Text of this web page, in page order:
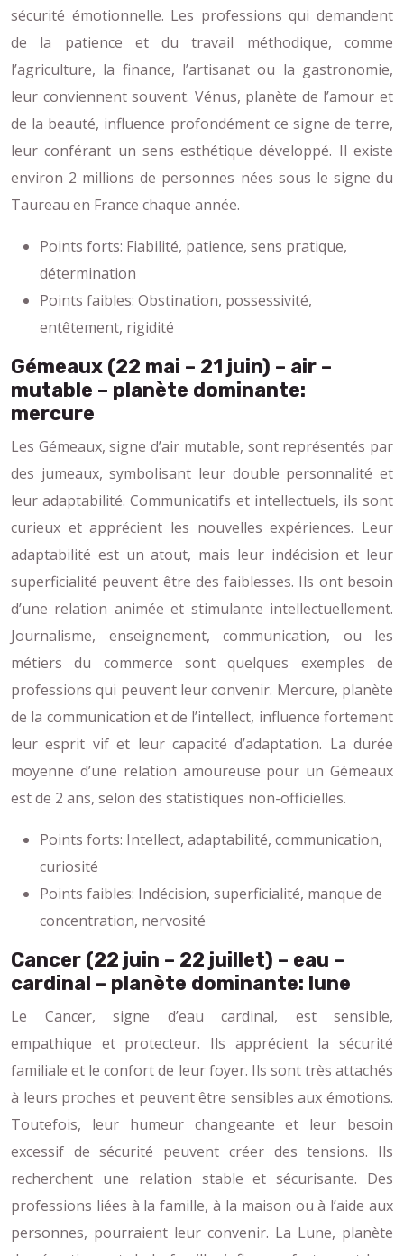
sécurité émotionnelle. Les professions qui demandent
de la patience et du travail méthodique, comme
l’agriculture, la finance, l’artisanat ou la gastronomie,
leur conviennent souvent. Vénus, planète de l’amour et
de la beauté, influence profondément ce signe de terre,
leur conférant un sens esthétique développé. Il existe
environ 2 millions de personnes nées sous le signe du
Taureau en France chaque année.
Points forts: Fiabilité, patience, sens pratique,
détermination
Points faibles: Obstination, possessivité,
entêtement, rigidité
Gémeaux (22 mai – 21 juin) – air –
mutable – planète dominante:
mercure
Les Gémeaux, signe d’air mutable, sont représentés par
des jumeaux, symbolisant leur double personnalité et
leur adaptabilité. Communicatifs et intellectuels, ils sont
curieux et apprécient les nouvelles expériences. Leur
adaptabilité est un atout, mais leur indécision et leur
superficialité peuvent être des faiblesses. Ils ont besoin
d’une relation animée et stimulante intellectuellement.
Journalisme, enseignement, communication, ou les
métiers du commerce sont quelques exemples de
professions qui peuvent leur convenir. Mercure, planète
de la communication et de l’intellect, influence fortement
leur esprit vif et leur capacité d’adaptation. La durée
moyenne d’une relation amoureuse pour un Gémeaux
est de 2 ans, selon des statistiques non-officielles.
Points forts: Intellect, adaptabilité, communication,
curiosité
Points faibles: Indécision, superficialité, manque de
concentration, nervosité
Cancer (22 juin – 22 juillet) – eau –
cardinal – planète dominante: lune
Le Cancer, signe d’eau cardinal, est sensible,
empathique et protecteur. Ils apprécient la sécurité
familiale et le confort de leur foyer. Ils sont très attachés
à leurs proches et peuvent être sensibles aux émotions.
Toutefois, leur humeur changeante et leur besoin
excessif de sécurité peuvent créer des tensions. Ils
recherchent une relation stable et sécurisante. Des
professions liées à la famille, à la maison ou à l’aide aux
personnes, pourraient leur convenir. La Lune, planète